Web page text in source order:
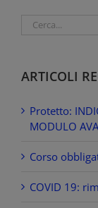
Cerca
ARTICOLI
Protetto:
MODULO
Corso
COVID 19: